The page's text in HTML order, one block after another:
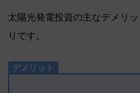
太陽光発電投資の主なデメリ
りです。
デメリット